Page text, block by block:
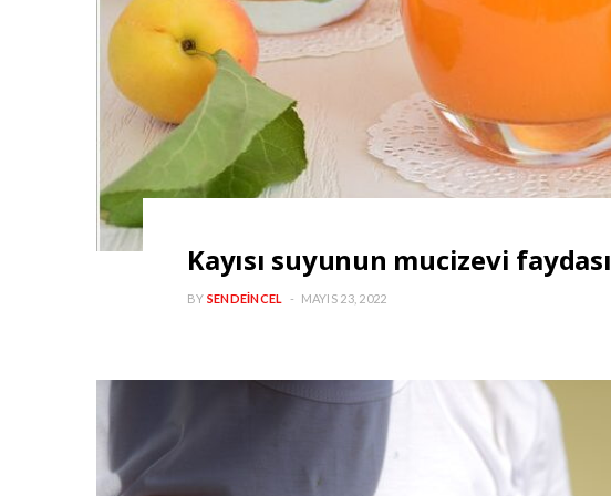
Kayısı suyunun mucizevi faydası
BY SENDEINCEL MAYIS 23, 2022